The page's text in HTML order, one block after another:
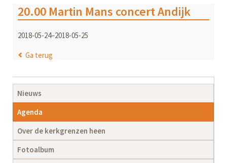
20.00 Martin Mans concert Andijk
2018-05-24–2018-05-25
Ga terug
Navigatie
overslaan
Nieuws
Agenda
Over de kerkgrenzen heen
Fotoalbum